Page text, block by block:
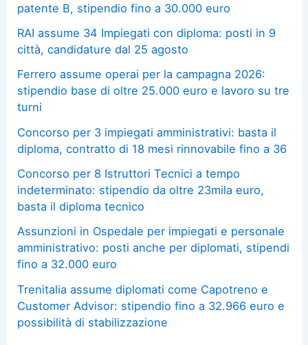
patente B, stipendio fino a 30.000 euro
RAI assume 34 Impiegati con diploma: posti in 9
città, candidature dal 25 agosto
Ferrero assume operai per la campagna 2026:
stipendio base di oltre 25.000 euro e lavoro su tre
turni
Concorso per 3 impiegati amministrativi: basta il
diploma, contratto di 18 mesi rinnovabile fino a 36
Concorso per 8 Istruttori Tecnici a tempo
indeterminato: stipendio da oltre 23mila euro,
basta il diploma tecnico
Assunzioni in Ospedale per impiegati e personale
amministrativo: posti anche per diplomati, stipendi
fino a 32.000 euro
Trenitalia assume diplomati come Capotreno e
Customer Advisor: stipendio fino a 32.966 euro e
possibilità di stabilizzazione